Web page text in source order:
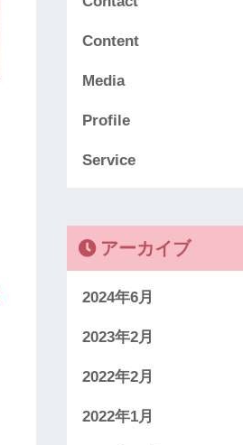
Content
Media
Profile
Service
アーカイブ
2024年6月
2023年2月
2022年2月
2022年1月